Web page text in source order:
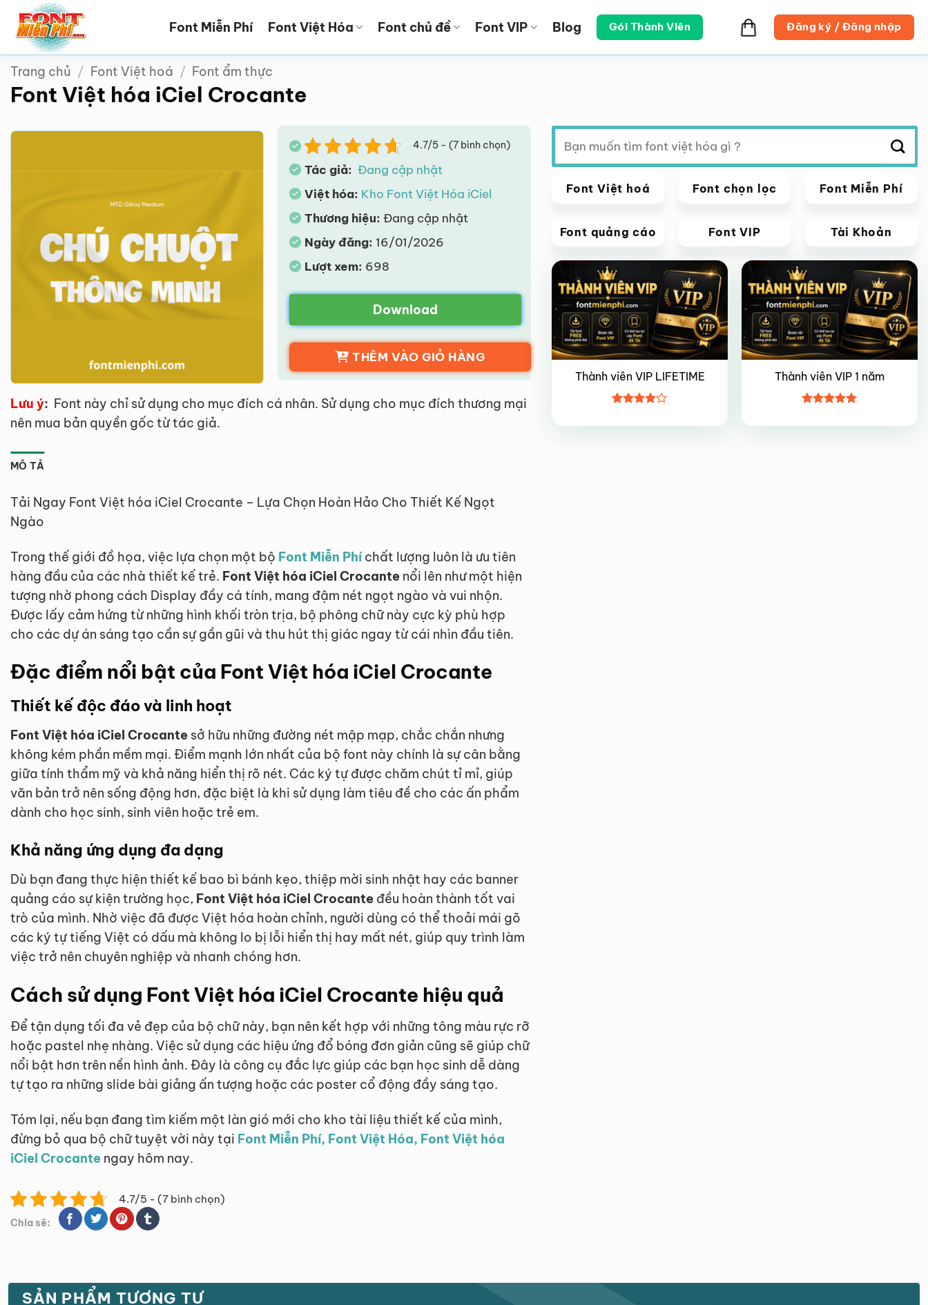
qua
dung
Font Miễn Phí Font Việt Hóa Font chủ đề Font VIP Blog Gói Thành Viên Đăng ký / Đăng nhập
Trang chủ / Font Việt hoá / Font ẩm thực
Font Việt hóa iCiel Crocante
4.7/5 - (7 bình chọn)
Tác giả: Đang cập nhật
Việt hóa: Kho Font Việt Hóa iCiel
Thương hiệu: Đang cập nhật
Ngày đăng: 16/01/2026
Lượt xem: 698
Download
THÊM VÀO GIỎ HÀNG
Lưu ý: Font này chỉ sử dụng cho mục đích cá nhân. Sử dụng cho mục đích thương mại
nên mua bản quyền gốc từ tác giả.
MÔ TẢ
Tải Ngay Font Việt hóa iCiel Crocante – Lựa Chọn Hoàn Hảo Cho Thiết Kế Ngọt
Ngào
Trong thế giới đồ họa, việc lựa chọn một bộ Font Miễn Phíchất lượng luôn là ưu tiên
hàng đầu của các nhà thiết kế trẻ. Font Việt hóa iCiel Crocante nổi lên như một hiện
tượng nhờ phong cách Display đầy cá tính, mang đậm nét ngọt ngào và vui nhộn.
Được lấy cảm hứng từ những hình khối tròn trịa, bộ phông chữ này cực kỳ phù hợp
cho các dự án sáng tạo cần sự gần gũi và thu hút thị giác ngay từ cái nhìn đầu tiên.
Đặc điểm nổi bật của Font Việt hóa iCiel Crocante
Thiết kế độc đáo và linh hoạt
Font Việt hóa iCiel Crocante sở hữu những đường nét mập mạp, chắc chắn nhưng
không kém phần mềm mại. Điểm mạnh lớn nhất của bộ font này chính là sự cân bằng
giữa tính thẩm mỹ và khả năng hiển thị rõ nét. Các ký tự được chăm chút tỉ mỉ, giúp
văn bản trở nên sống động hơn, đặc biệt là khi sử dụng làm tiêu đề cho các ấn phẩm
dành cho học sinh, sinh viên hoặc trẻ em.
Khả năng ứng dụng đa dạng
Dù bạn đang thực hiện thiết kế bao bì bánh kẹo, thiệp mời sinh nhật hay các banner
quảng cáo sự kiện trường học, Font Việt hóa iCiel Crocante đều hoàn thành tốt vai
trò của mình. Nhờ việc đã được Việt hóa hoàn chỉnh, người dùng có thể thoải mái gõ
các ký tự tiếng Việt có dấu mà không lo bị lỗi hiển thị hay mất nét, giúp quy trình làm
việc trở nên chuyên nghiệp và nhanh chóng hơn.
Cách sử dụng Font Việt hóa iCiel Crocante hiệu quả
Để tận dụng tối đa vẻ đẹp của bộ chữ này, bạn nên kết hợp với những tông màu rực rỡ
hoặc pastel nhẹ nhàng. Việc sử dụng các hiệu ứng đổ bóng đơn giản cũng sẽ giúp chữ
nổi bật hơn trên nền hình ảnh. Đây là công cụ đắc lực giúp các bạn học sinh dễ dàng
tự tạo ra những slide bài giảng ấn tượng hoặc các poster cổ động đầy sáng tạo.
Tóm lại, nếu bạn đang tìm kiếm một làn gió mới cho kho tài liệu thiết kế của mình,
đừng bỏ qua bộ chữ tuyệt vời này tại Font Miễn Phí, Font Việt Hóa, Font Việt hóa
iCiel Crocante ngay hôm nay.
4.7/5 - (7 bình chọn)
Chia sẽ:
Tìm
kiếm:
Font Việt hoá Font chọn lọc Font Miễn Phí
Font quảng cáo Font VIP Tài Khoản
Giảm giá!
Thành viên VIP LIFETIME
xếp hạng
Giảm giá!
Thành viên VIP 1 năm
hạng55
SẢN PHẨM TƯƠNG TỰ